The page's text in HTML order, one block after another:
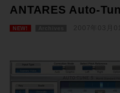
ANTARES Auto-
NEW! 2007年03月01